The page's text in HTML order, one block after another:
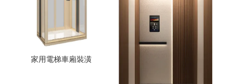
家用電梯車廂裝潢